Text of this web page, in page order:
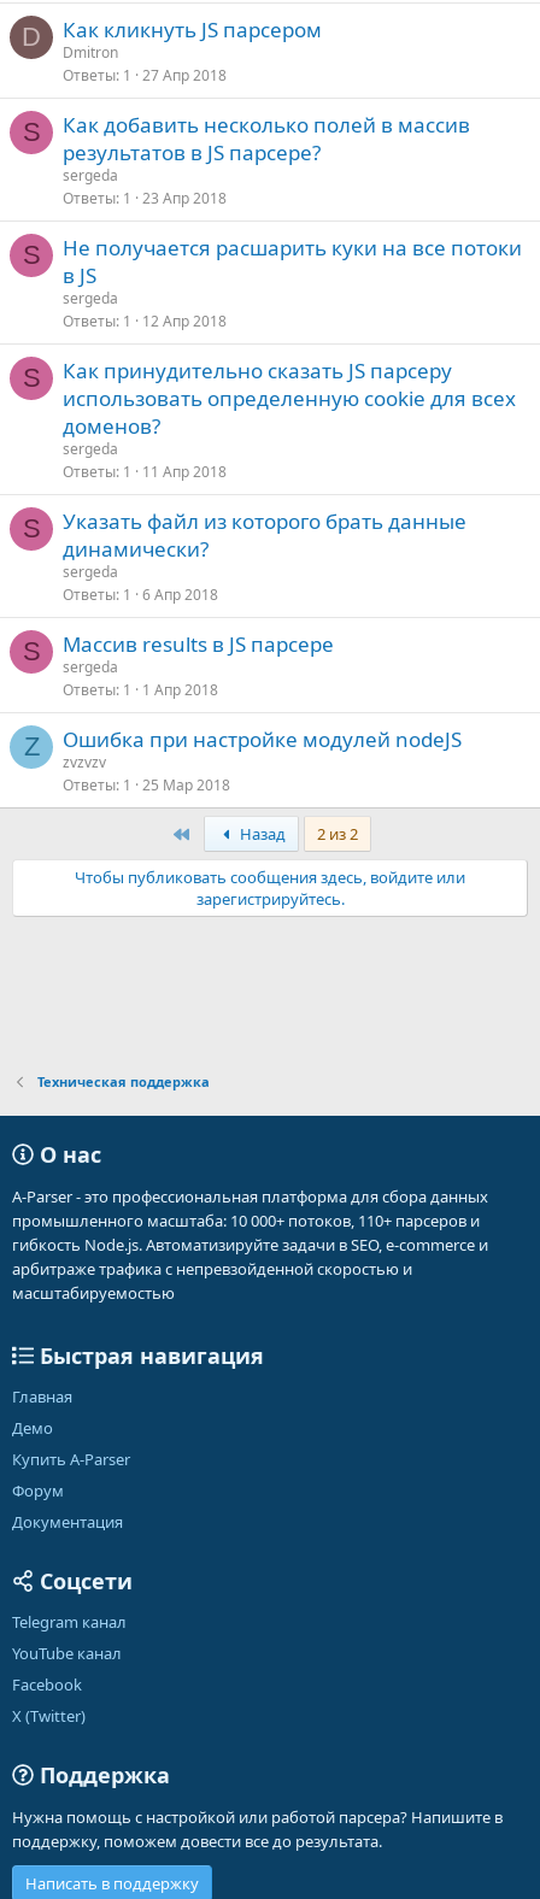
D Как кликнуть JS парсером
Dmitron
Ответы 1 27 Апр 2018
S
Как добавить несколько полей в массив
результатов в JS парсере?
sergeda
Ответы 1 23 Апр 2018
S
Не получается расшарить куки на все потоки
в JS
sergeda
Ответы 1 12 Апр 2018
S
Как принудительно сказать JS парсеру
использовать определенную cookie для всех
доменов?
sergeda
Ответы 1 11 Апр 2018
S
Указать файл из которого брать данные
динамически?
sergeda
Ответы 1 6 Апр 2018
S Массив results в JS парсере
sergeda
Ответы 1 1 Апр 2018
Z Ошибка при настройке модулей nodeJS
zvzvzv
Ответы 1 25 Мар 2018
ПервыйНазад
2 из 2
Чтобы публиковать сообщения здесь, войдите или
зарегистрируйтесь.
Техническая поддержка
О нас
A-Parser - это профессиональная платформа для сбора данных
промышленного масштаба: 10 000+ потоков, 110+ парсеров и
гибкость Node.js. Автоматизируйте задачи в SEO, e-commerce и
арбитраже трафика с непревзойденной скоростью и
масштабируемостью
Быстрая навигация
Главная
Демо
Купить A-Parser
Форум
Документация
Соцсети
Telegram канал
YouTube канал
Facebook
X (Twitter)
Поддержка
Нужна помощь с настройкой или работой парсера? Напишите в
поддержку, поможем довести все до результата.
Написать в поддержку